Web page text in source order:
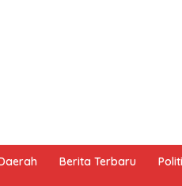
Berita Terbaru